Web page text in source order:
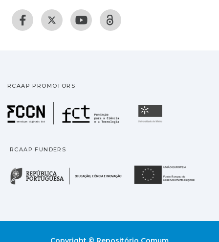
RCAAP PROMOTORS
Fundação para a
RCAAP FUNDERS
República Portuguesa